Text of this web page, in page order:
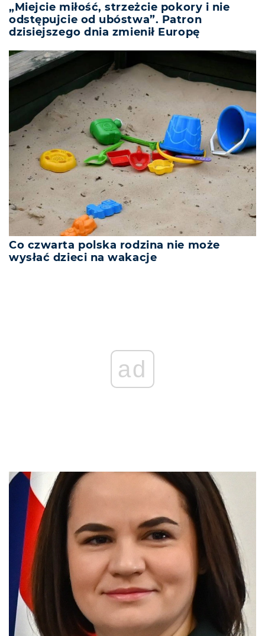
„Miejcie miłość, strzeżcie pokory i nie
odstępujcie od ubóstwa”. Patron
dzisiejszego dnia zmienił Europę
Co czwarta polska rodzina nie może
wysłać dzieci na wakacje
ad